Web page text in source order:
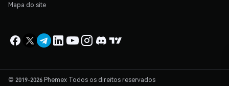
Mapa do site
© 2019-2026 Phemex Todos os direitos reservados